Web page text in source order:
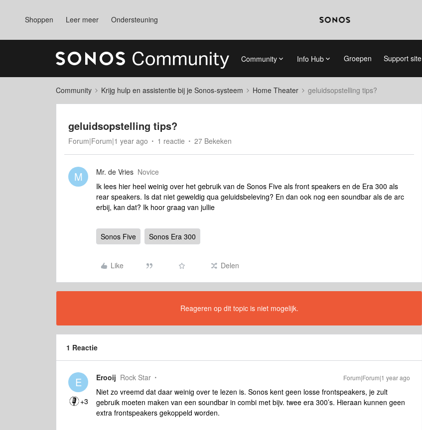
Shoppen Leer meer Ondersteuning
Community Info Hub Groepen Support site
Community Krijg hulp en assistentie bij je Sonos-systeem Home Theater geluidsopstelling tips?
geluidsopstelling tips?
Forum|Forum|1 year ago 1 reactie 27 Bekeken
M Mr. de Vries Novice
Ik lees hier heel weinig over het gebruik van de Sonos Five als front speakers en de Era 300 als
rear speakers. Is dat niet geweldig qua geluidsbeleving? En dan ook nog een soundbar als de arc
erbij, kan dat? Ik hoor graag van jullie
Sonos Five Sonos Era 300
Like Delen
Reageren op dit topic is niet mogelijk.
1 Reactie
E
+3
Erooij Rock Star Forum|Forum|1 year ago
Niet zo vreemd dat daar weinig over te lezen is. Sonos kent geen losse frontspeakers, je zult
gebruik moeten maken van een soundbar in combi met bijv. twee era 300’s. Hieraan kunnen geen
extra frontspeakers gekoppeld worden.